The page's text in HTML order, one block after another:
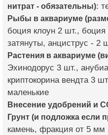
нитрат - обязательны):
Рыбы в аквариуме
боция клоун 2 шт.,
затянуты, анциструс - 2
Растения в аквариуме
Эхинодорус 3 шт.,
криптокорина вендта 3
маленькие
Внесение удобрений и
Грунт (и подложка если
камень, фракция от 5 мм